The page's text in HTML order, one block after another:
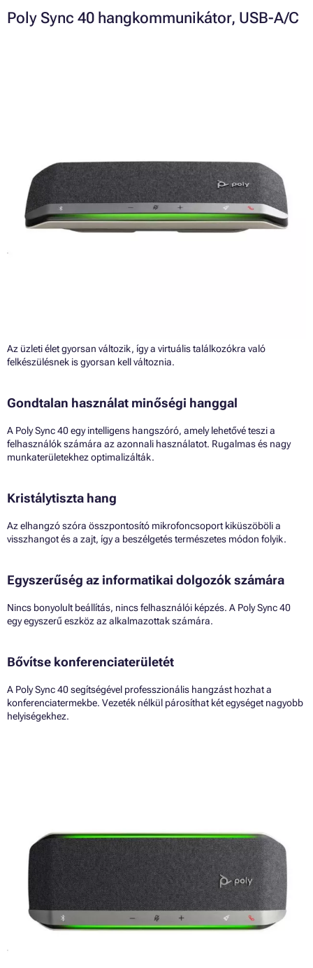
Poly Sync 40 hangkommunikátor, USB-A/C
Az üzleti élet gyorsan változik, így a virtuális találkozókra való
felkészülésnek is gyorsan kell változnia.
Gondtalan használat minőségi hanggal
A Poly Sync 40 egy intelligens hangszóró, amely lehetővé teszi a
felhasználók számára az azonnali használatot. Rugalmas és nagy
munkaterületekhez optimalizálták.
Kristálytiszta hang
Az elhangzó szóra összpontosító mikrofoncsoport kiküszöböli a
visszhangot és a zajt, így a beszélgetés természetes módon folyik.
Egyszerűség az informatikai dolgozók számára
Nincs bonyolult beállítás, nincs felhasználói képzés. A Poly Sync 40
egy egyszerű eszköz az alkalmazottak számára.
Bővítse konferenciaterületét
A Poly Sync 40 segítségével professzionális hangzást hozhat a
konferenciatermekbe. Vezeték nélkül párosíthat két egységet nagyobb
helyiségekhez.